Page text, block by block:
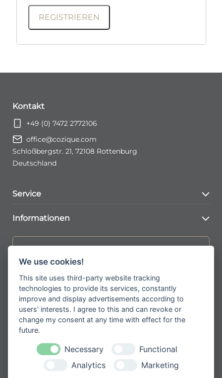
REGISTRIEREN
Kontakt
+49 (0) 7472 2772106
office@cozique.com
Schloßbergstr. 21, 72108 Rottenburg
Deutschland
Service
Kontaktformular
Informationen
AGBs
Versand & Lieferkonditionen
Widerrufsbelehrung
Zahlungsarten
neueste Informationen zu unseren
Produkten
Please
leave
Mit der Anmeldung zum Newsletter
stimmen Sie zu, dass wir Ihre
Informationen im Rahmen unserer
Datenschutzbestimmungen
We use cookies!
This site uses third-party website tracking
technologies to provide its services, constantly
improve and display advertisements according to
users' interests. I agree to this and can revoke or
change my consent at any time with effect for the
future.
Necessary
Functional
Analytics
Marketing